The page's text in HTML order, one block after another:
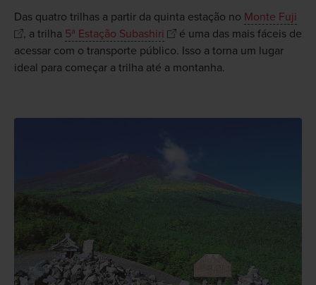
Das quatro trilhas a partir da quinta estação no Monte Fuji
, a trilha 5ª Estação Subashiri
é uma das mais fáceis de
acessar com o transporte público. Isso a torna um lugar
ideal para começar a trilha até a montanha.